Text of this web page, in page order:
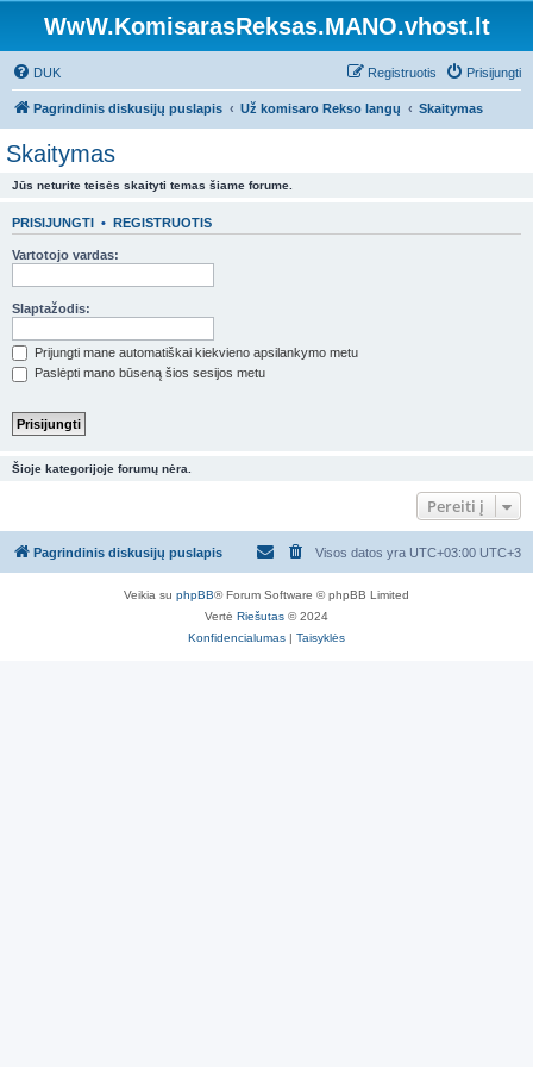
WwW.KomisarasReksas.MANO.vhost.lt
DUK Prisijungti
Registruotis
Pagrindinis diskusijų puslapis Už komisaro Rekso langų Skaitymas
Skaitymas
Jūs neturite teisės skaityti temas šiame forume.
PRISIJUNGTI • REGISTRUOTIS
Vartotojo vardas:
Slaptažodis:
Prijungti mane automatiškai kiekvieno apsilankymo metu
Paslėpti mano būseną šios sesijos metu
Šioje kategorijoje forumų nėra.
Pereiti į
Pagrindinis diskusijų puslapis Visos datos yra UTC+03:00 UTC+3
Veikia su phpBB® Forum Software © phpBB Limited
Vertė Riešutas © 2024
Konfidencialumas | Taisyklės